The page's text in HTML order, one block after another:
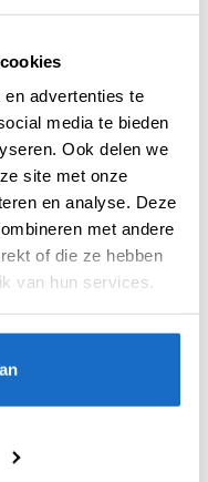
advertenties te
media te bieden
Ook delen we
site met onze
en analyse. Deze
met andere
of die ze hebben
van hun services.
een flight- en
zijn gemaakt
staat als het
en een
aanzienlijk
verbeterde
mm dik met een
je hem met je